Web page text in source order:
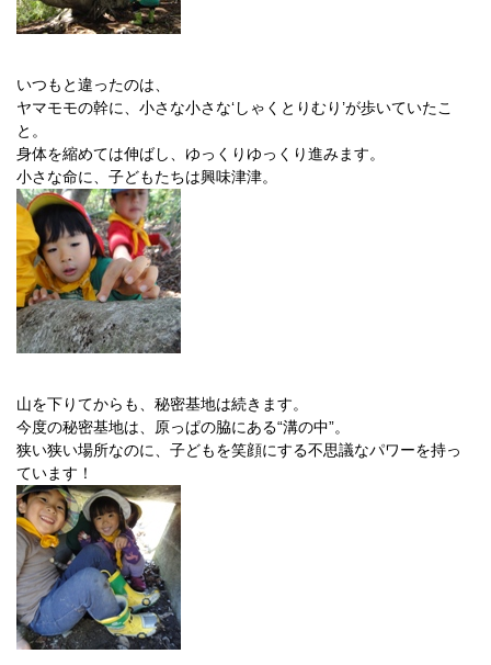
いつもと違ったのは、
ヤマモモの幹に、小さな小さな‘しゃくとりむり’が歩いていたこ
と。
身体を縮めては伸ばし、ゆっくりゆっくり進みます。
小さな命に、子どもたちは興味津津。
山を下りてからも、秘密基地は続きます。
今度の秘密基地は、原っぱの脇にある“溝の中”。
狭い狭い場所なのに、子どもを笑顔にする不思議なパワーを持っ
ています！